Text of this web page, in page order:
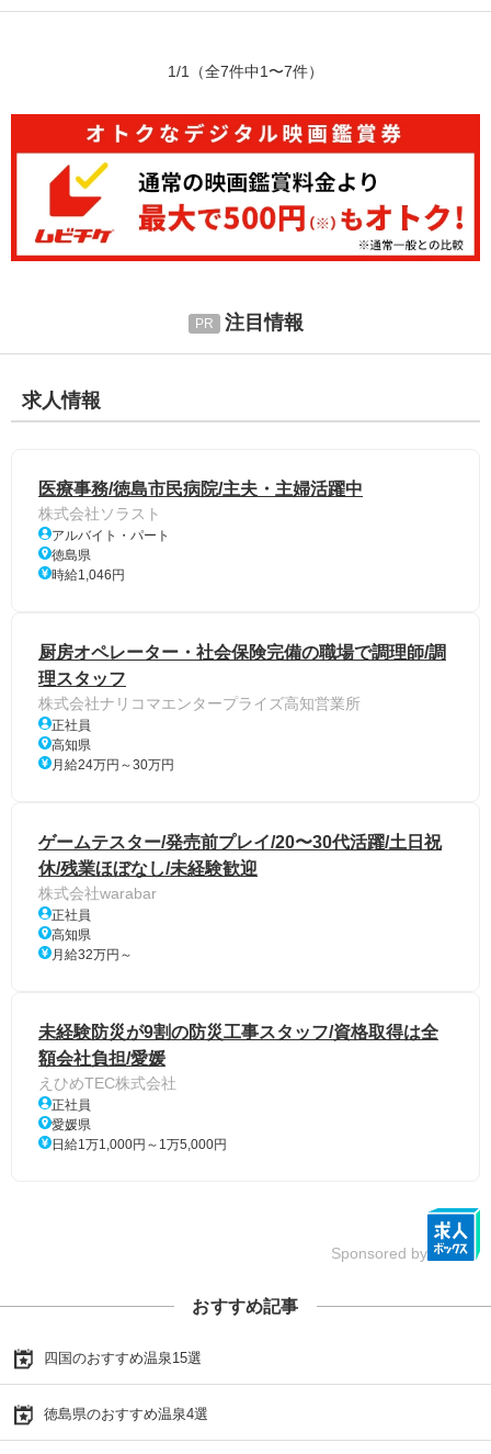
1/1 （全7件中1〜7件）
注目情報
求人情報
医療事務/徳島市民病院/主夫・主婦活躍中
株式会社ソラスト
アルバイト・パート
徳島県
時給1,046円
厨房オペレーター・社会保険完備の職場で調理師/調
理スタッフ
株式会社ナリコマエンタープライズ高知営業所
正社員
高知県
月給24万円～30万円
ゲームテスター/発売前プレイ/20〜30代活躍/土日祝
休/残業ほぼなし/未経験歓迎
株式会社warabar
正社員
高知県
月給32万円～
未経験防災が9割の防災工事スタッフ/資格取得は全
額会社負担/愛媛
えひめTEC株式会社
正社員
愛媛県
日給1万1,000円～1万5,000円
Sponsored by
おすすめ記事
四国のおすすめ温泉15選
徳島県のおすすめ温泉4選